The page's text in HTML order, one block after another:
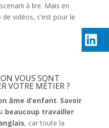
à lire. Mais en
vidéos, c’est pour le
VOUS SONT
VOTRE MÉTIER ?
âme d’enfant. Savoir
beaucoup travailler.
, car toute la